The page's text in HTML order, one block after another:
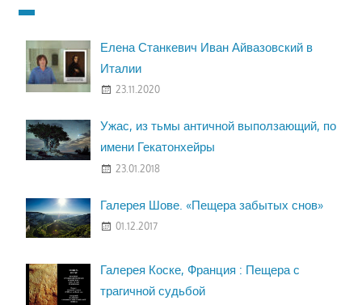
Елена Станкевич Иван Айвазовский в
Италии
23.11.2020
Ужас, из тьмы античной выползающий, по
имени Гекатонхейры
23.01.2018
Галерея Шове. «Пещера забытых снов»
01.12.2017
Галерея Коске, Франция : Пещера с
трагичной судьбой